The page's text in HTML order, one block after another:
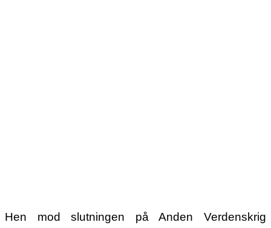
Hen mod slutningen på Anden Verdenskrig